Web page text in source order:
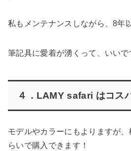
私もメンテナンスしながら、8年
筆記具に愛着が湧くって、いいで
４．LAMY safari はコス
モデルやカラーにもよりますが、
らいで購入できます！